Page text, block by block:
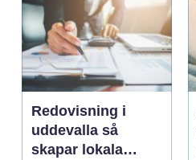
Redovisning i
uddevalla så
skapar lokala